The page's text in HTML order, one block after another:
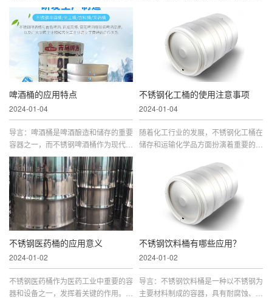
应用而备受青睐。本文将深入探讨不锈
钢医药桶的使用特点，以及它在医药行
业中的广泛应用。一、耐腐蚀性能不锈
钢医药桶具有优异的耐腐蚀性能，能够
抵御酸、碱、盐等多种化学物质的侵
蚀。这一特性使得不锈钢医药桶成为存
储和运输药品的理想选择，尤其是...
安全使用，用户需要遵循一些基本的使
用和维护准则。本文将详细介绍不锈钢
饮料桶的安全使用方法，以确保用户在
日常生活和工作中充分利用其功能而不
受到潜在的危险。1. 选择合适的不锈
钢饮料桶在购买不锈钢饮料桶时，...
啤酒桶的应用特点
2024-01-04
导言：啤酒桶是啤酒酿造和储存的重要
容器之一，而不锈钢啤酒桶作为现代啤
酒工业中常用的材料之一，具有许多独
特的应用特点。本文将深入探讨不锈钢
啤酒桶的应用特点，包括其在啤酒生
产、储存和运输中的优势，以及对环境
的友*性等方面的特点。一、耐腐蚀性
不锈钢是一种具有优良耐腐蚀性能的材
料，对酸、碱等物质具有较高的抗...
不锈钢化工桶的使用注意事项
2024-01-04
随着化工行业的发展，不锈钢化工桶在
储存和运输化学品方面扮演着重要的角
们需要注意一些关键的问题，以确保安
全性和有效性。本文将详细介绍不锈钢
化工桶的应用注意事项，帮助用户更*
地理解和正确使用这一重要的化工容
器。一、选择适当的不锈钢材质不锈钢
化工桶通常由不同等级的不锈钢制...
不锈钢医药桶的应用意义
2024-01-02
不锈钢医药桶作为医药工业中重要的容
器和设备之一，发挥着关键的作用。它
不锈钢饮料桶有哪些应用？
2024-01-02
导言：不锈钢饮料桶是一种以不锈钢为
主要材料制成的容器，具有耐腐蚀、耐